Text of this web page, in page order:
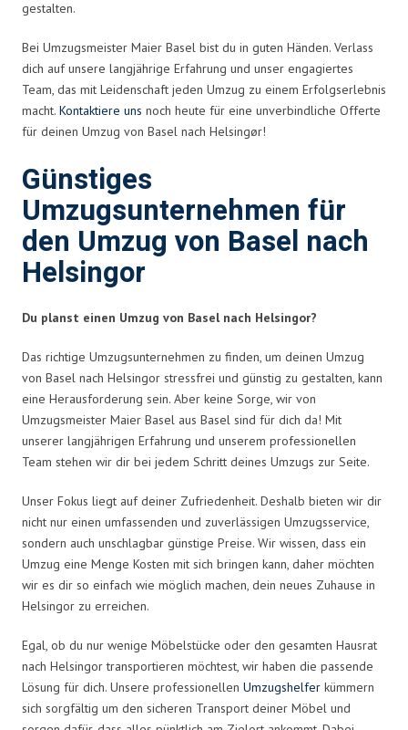
gestalten.
Bei Umzugsmeister Maier Basel bist du in guten Händen. Verlass
dich auf unsere langjährige Erfahrung und unser engagiertes
Team, das mit Leidenschaft jeden Umzug zu einem Erfolgserlebnis
macht. Kontaktiere uns noch heute für eine unverbindliche Offerte
für deinen Umzug von Basel nach Helsingør!
Günstiges
Umzugsunternehmen für
den Umzug von Basel nach
Helsingor
Du planst einen Umzug von Basel nach Helsingor?
Das richtige Umzugsunternehmen zu finden, um deinen Umzug
von Basel nach Helsingor stressfrei und günstig zu gestalten, kann
eine Herausforderung sein. Aber keine Sorge, wir von
Umzugsmeister Maier Basel aus Basel sind für dich da! Mit
unserer langjährigen Erfahrung und unserem professionellen
Team stehen wir dir bei jedem Schritt deines Umzugs zur Seite.
Unser Fokus liegt auf deiner Zufriedenheit. Deshalb bieten wir dir
nicht nur einen umfassenden und zuverlässigen Umzugsservice,
sondern auch unschlagbar günstige Preise. Wir wissen, dass ein
Umzug eine Menge Kosten mit sich bringen kann, daher möchten
wir es dir so einfach wie möglich machen, dein neues Zuhause in
Helsingor zu erreichen.
Egal, ob du nur wenige Möbelstücke oder den gesamten Hausrat
nach Helsingor transportieren möchtest, wir haben die passende
Lösung für dich. Unsere professionellen Umzugshelfer kümmern
sich sorgfältig um den sicheren Transport deiner Möbel und